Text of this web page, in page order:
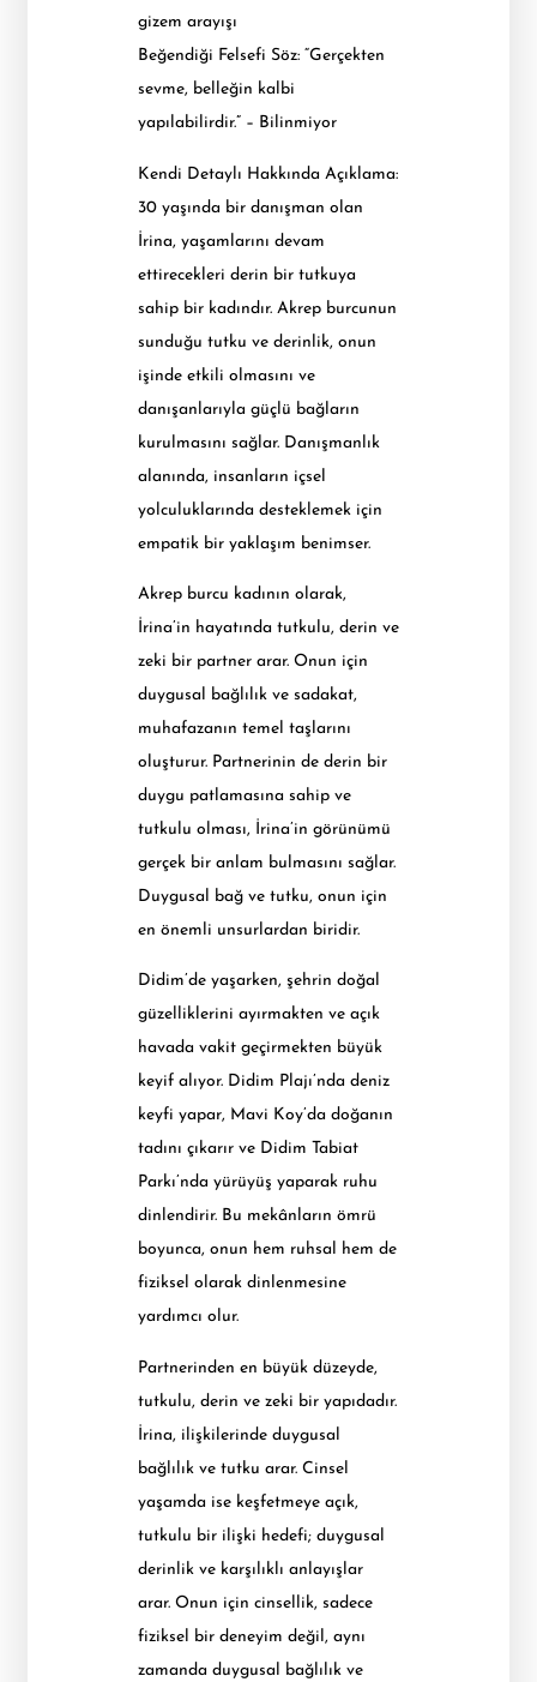
gizem arayışı
Beğendiği Felsefi Söz: “Gerçekten
sevme, belleğin kalbi
yapılabilirdir.” – Bilinmiyor
Kendi Detaylı Hakkında Açıklama:
30 yaşında bir danışman olan
İrina, yaşamlarını devam
ettirecekleri derin bir tutkuya
sahip bir kadındır. Akrep burcunun
sunduğu tutku ve derinlik, onun
işinde etkili olmasını ve
danışanlarıyla güçlü bağların
kurulmasını sağlar. Danışmanlık
alanında, insanların içsel
yolculuklarında desteklemek için
empatik bir yaklaşım benimser.
Akrep burcu kadının olarak,
İrina’in hayatında tutkulu, derin ve
zeki bir partner arar. Onun için
duygusal bağlılık ve sadakat,
muhafazanın temel taşlarını
oluşturur. Partnerinin de derin bir
duygu patlamasına sahip ve
tutkulu olması, İrina’in görünümü
gerçek bir anlam bulmasını sağlar.
Duygusal bağ ve tutku, onun için
en önemli unsurlardan biridir.
Didim’de yaşarken, şehrin doğal
güzelliklerini ayırmakten ve açık
havada vakit geçirmekten büyük
keyif alıyor. Didim Plajı’nda deniz
keyfi yapar, Mavi Koy’da doğanın
tadını çıkarır ve Didim Tabiat
Parkı’nda yürüyüş yaparak ruhu
dinlendirir. Bu mekânların ömrü
boyunca, onun hem ruhsal hem de
fiziksel olarak dinlenmesine
yardımcı olur.
Partnerinden en büyük düzeyde,
tutkulu, derin ve zeki bir yapıdadır.
İrina, ilişkilerinde duygusal
bağlılık ve tutku arar. Cinsel
yaşamda ise keşfetmeye açık,
tutkulu bir ilişki hedefi; duygusal
derinlik ve karşılıklı anlayışlar
arar. Onun için cinsellik, sadece
fiziksel bir deneyim değil, aynı
zamanda duygusal bağlılık ve